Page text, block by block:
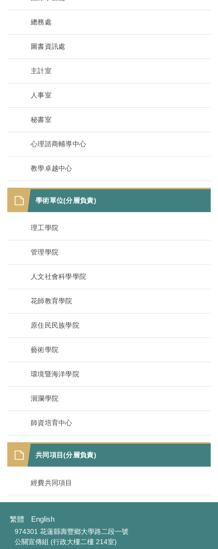
總務處
圖書資訊處
主計室
人事室
秘書室
心理諮商輔導中心
教學卓越中心
學術單位(分層負責)
理工學院
管理學院
人文社會科學學院
花師教育學院
原住民民族學院
藝術學院
環境暨海洋學院
洄瀾學院
師資培育中心
共同項目(分層負責)
經費共同項目
繁體 English
974301 花蓮縣壽豐鄉大學路二段一號
公關宣傳組 (行政大樓二樓 214室)